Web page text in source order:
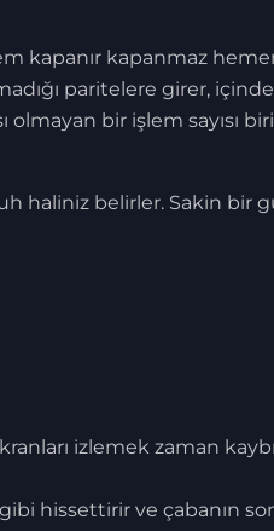
kapanır kapanmaz
paritelere girer,
olmayan bir işlem sayısı
haliniz belirler. Sakin bir
izlemek zaman
hissettirir ve çabanın